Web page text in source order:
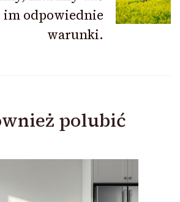
im odpowiednie
warunki.
polubić